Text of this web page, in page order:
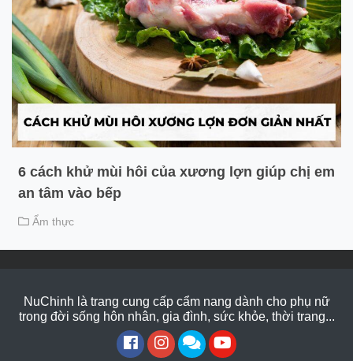
6 cách khử mùi hôi của xương lợn giúp chị em
an tâm vào bếp
Ẩm thực
NuChinh là trang cung cấp cẩm nang dành cho phụ nữ
trong đời sống hôn nhân, gia đình, sức khỏe, thời trang...